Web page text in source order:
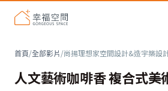
首頁/全部影片/尚揚理想家空間設計&造宇築設
人文藝術咖啡香 複合式美